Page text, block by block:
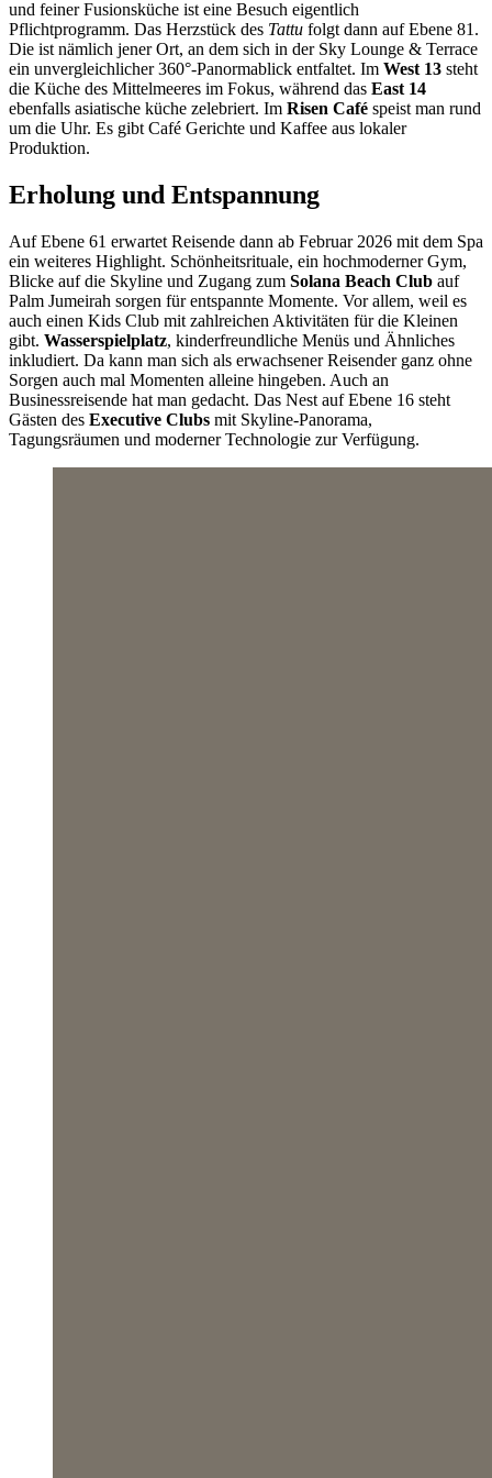
und feiner Fusionsküche ist eine Besuch eigentlich
Pflichtprogramm. Das Herzstück des Tattu folgt dann auf Ebene 81.
Die ist nämlich jener Ort, an dem sich in der Sky Lounge & Terrace
ein unvergleichlicher 360°-Panormablick entfaltet. Im West 13 steht
die Küche des Mittelmeeres im Fokus, während das East 14
ebenfalls asiatische küche zelebriert. Im Risen Café speist man rund
um die Uhr. Es gibt Café Gerichte und Kaffee aus lokaler
Produktion.
Erholung und Entspannung
Auf Ebene 61 erwartet Reisende dann ab Februar 2026 mit dem Spa
ein weiteres Highlight. Schönheitsrituale, ein hochmoderner Gym,
Blicke auf die Skyline und Zugang zum Solana Beach Club auf
Palm Jumeirah sorgen für entspannte Momente. Vor allem, weil es
auch einen Kids Club mit zahlreichen Aktivitäten für die Kleinen
gibt. Wasserspielplatz, kinderfreundliche Menüs und Ähnliches
inkludiert. Da kann man sich als erwachsener Reisender ganz ohne
Sorgen auch mal Momenten alleine hingeben. Auch an
Businessreisende hat man gedacht. Das Nest auf Ebene 16 steht
Gästen des Executive Clubs mit Skyline-Panorama,
Tagungsräumen und moderner Technologie zur Verfügung.